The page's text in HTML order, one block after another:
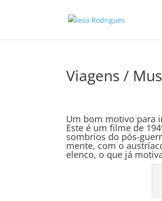
Viagens /
Um bom motivo para
Este é um filme de
sombrios do pós-
mente, com o
elenco, o que já